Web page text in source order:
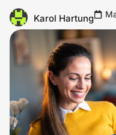
Karol Hartung